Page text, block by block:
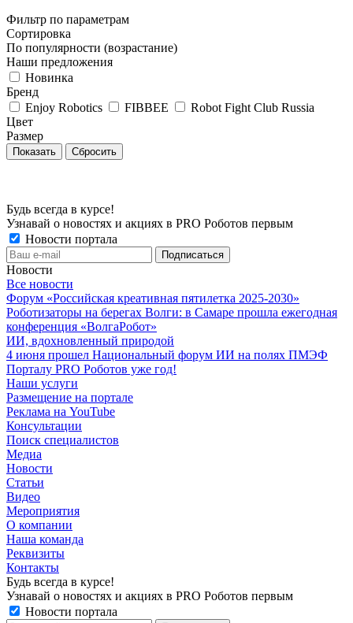
Фильтр по параметрам
Сортировка
По популярности (возрастание)
Наши предложения
Новинка
Бренд
Enjoy Robotics
FIBBEE
Robot Fight Club Russia
Цвет
Размер
Сбросить
Будь всегда в курсе!
Узнавай о новостях и акциях в PRO Роботов первым
Новости портала
Новости
Все новости
Форум «Российская креативная пятилетка 2025-2030»
Роботизаторы на берегах Волги: в Самаре прошла ежегодная
конференция «ВолгаРобот»
ИИ, вдохновленный природой
4 июня прошел Национальный форум ИИ на полях ПМЭФ
Порталу PRO Роботов уже год!
Наши услуги
Размещение на портале
Реклама на YouTube
Консультации
Поиск специалистов
Медиа
Новости
Статьи
Видео
Мероприятия
О компании
Наша команда
Реквизиты
Контакты
Будь всегда в курсе!
Узнавай о новостях и акциях в PRO Роботов первым
Новости портала